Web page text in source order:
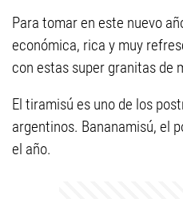
Para tomar en este nuevo
económica, rica y muy
con estas super granitas de
El tiramisú es uno de los
argentinos. Bananamisú, el
el año.